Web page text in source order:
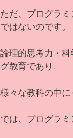
ただ、プログラ
ではないのです。
論理的思考力・
グ教育であり、
様々な教科の中に
では、プログラ